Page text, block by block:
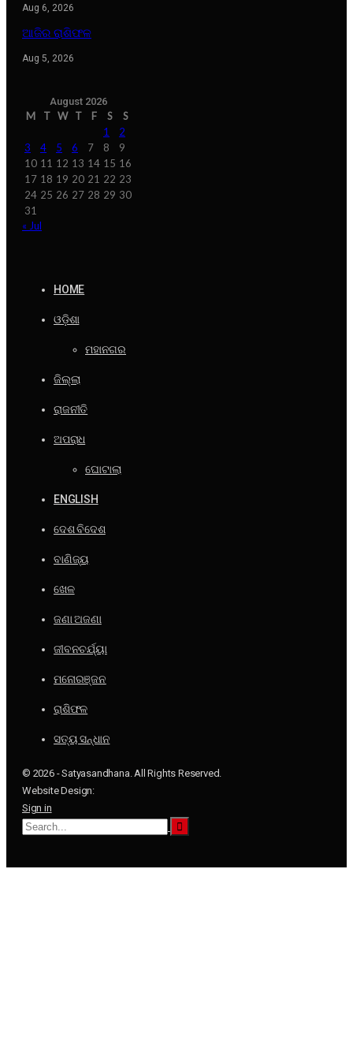
Aug 6, 2026
ଆଜିର ରାଶିଫଳ
Aug 5, 2026
August 2026
M T W T F S
S
1
2
3
4 5 6 7 8
9
10 11 12 13 14 15 16
17 18 19 20 21 22 23
24 25 26 27 28 29 30
31
« Jul
HOME
ଓଡ଼ିଶା
ମହାନଗର
ଜିଲ୍ଲା
ରାଜନୀତି
ଅପରାଧ
ଘୋଟାଲା
ENGLISH
ଦେଶ ବିଦେଶ
ବାଣିଜ୍ୟ
ଖେଳ
ଜଣା ଅଜଣା
ଜୀବନଚର୍ଯ୍ୟା
ମନୋରଞ୍ଜନ
ରାଶିଫଳ
ସତ୍ୟ ସନ୍ଧାନ
© 2026 - Satyasandhana. All Rights Reserved.
Website Design:
Sign in